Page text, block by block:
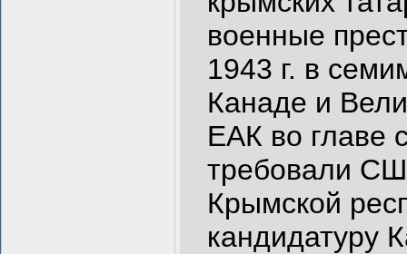
военные
1943 г. в
Канаде и
ЕАК во главе
требовали
Крымской
кандидатуру